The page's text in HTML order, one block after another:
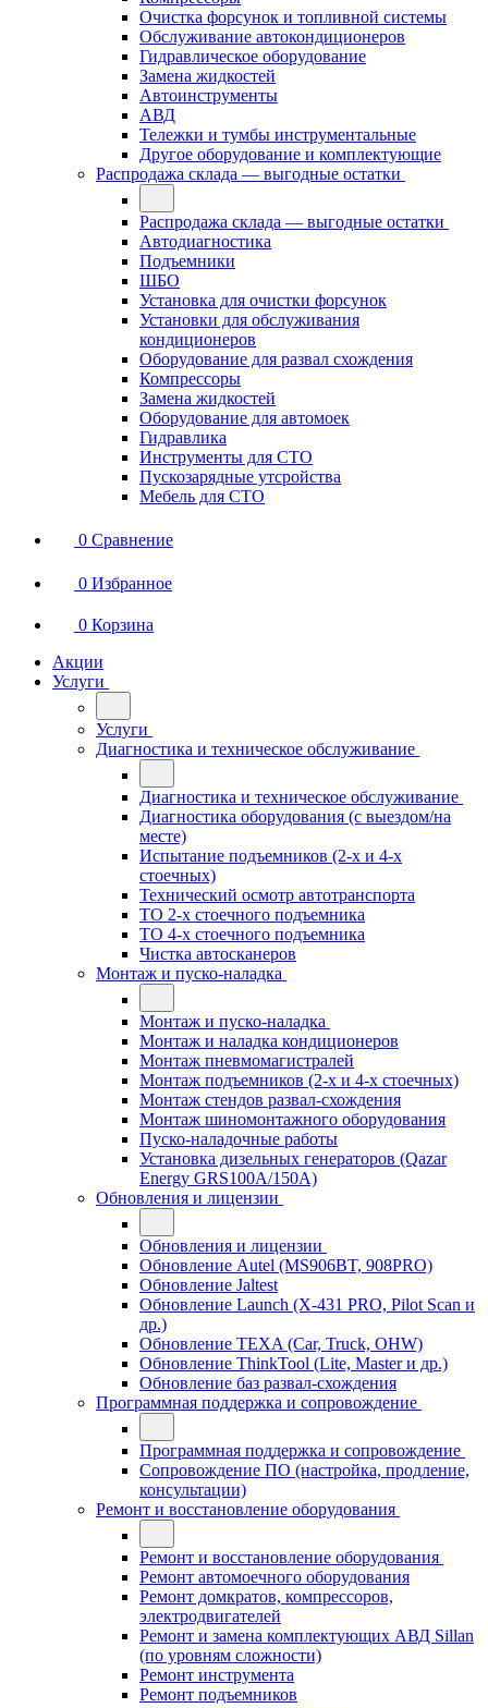
Очистка форсунок и топливной системы
Обслуживание автокондиционеров
Гидравлическое оборудование
Замена жидкостей
Автоинструменты
АВД
Тележки и тумбы инструментальные
Другое оборудование и комплектующие
Распродажа склада — выгодные остатки
Распродажа склада — выгодные остатки
Автодиагностика
Подъемники
ШБО
Установка для очистки форсунок
Установки для обслуживания
кондиционеров
Оборудование для развал схождения
Компрессоры
Замена жидкостей
Оборудование для автомоек
Гидравлика
Инструменты для СТО
Пускозарядные утсройства
Мебель для СТО
0 Сравнение
0 Избранное
0 Корзина
Акции
Услуги
Услуги
Диагностика и техническое обслуживание
Диагностика и техническое обслуживание
Диагностика оборудования (с выездом/на
месте)
Испытание подъемников (2-х и 4-х
стоечных)
Технический осмотр автотранспорта
ТО 2-х стоечного подъемника
ТО 4-х стоечного подъемника
Чистка автосканеров
Монтаж и пуско-наладка
Монтаж и пуско-наладка
Монтаж и наладка кондиционеров
Монтаж пневмомагистралей
Монтаж подъемников (2-х и 4-х стоечных)
Монтаж стендов развал-схождения
Монтаж шиномонтажного оборудования
Пуско-наладочные работы
Установка дизельных генераторов (Qazar
Energy GRS100A/150A)
Обновления и лицензии
Обновления и лицензии
Обновление Autel (MS906BT, 908PRO)
Обновление Jaltest
Обновление Launch (X-431 PRO, Pilot Scan и
др.)
Обновление TEXA (Car, Truck, OHW)
Обновление ThinkTool (Lite, Master и др.)
Обновление баз развал-схождения
Программная поддержка и сопровождение
Программная поддержка и сопровождение
Сопровождение ПО (настройка, продление,
консультации)
Ремонт и восстановление оборудования
Ремонт и восстановление оборудования
Ремонт автомоечного оборудования
Ремонт домкратов, компрессоров,
электродвигателей
Ремонт и замена комплектующих АВД Sillan
(по уровням сложности)
Ремонт инструмента
Ремонт подъемников